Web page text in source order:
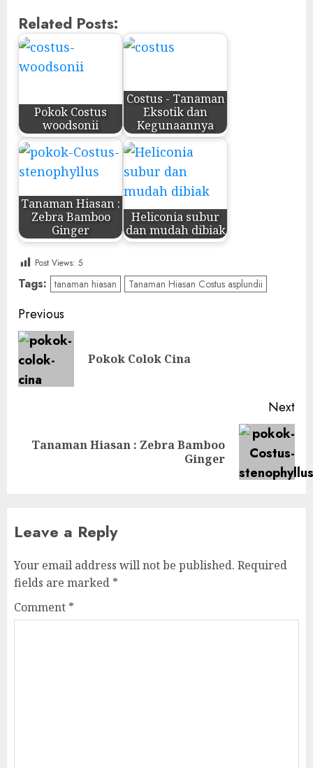
Related Posts:
Pokok Costus
woodsonii
Costus - Tanaman
Eksotik dan
Kegunaannya
Tanaman Hiasan :
Zebra Bamboo
Ginger
Heliconia subur
dan mudah dibiak
Post Views: 5
Tags: tanaman hiasan Tanaman Hiasan Costus asplundii
Post
navigation
Previous
Pokok Colok Cina
Next
Next
Tanaman Hiasan : Zebra Bamboo
Ginger
Leave a Reply
Your email address will not be published. Required
fields are marked *
Comment *